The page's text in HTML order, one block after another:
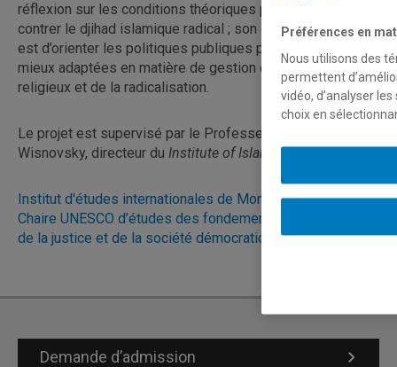
réflexion sur les conditions théoriques possibles pour
contrer le djihad islamique radical ; son objectif pratique
est d’orienter les politiques publiques pour les rendre
mieux adaptées en matière de gestion du pluralisme
religieux et de la radicalisation.
Le projet est supervisé par le Professeur Robert
Wisnovsky, directeur du Institute of Islamic Studies.
Institut d'études internationales de Montréal (IEIM-UQAM)
Chaire UNESCO d’études des fondements philosophiques
de la justice et de la société démocratique (FPJD)
Demande d’admission
Préférences en
Nous utilisons des
permettent
vidéo, d’analyser
choix en